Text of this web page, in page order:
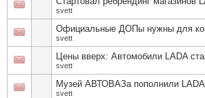
svett
Официальные ДОПы нужны для
svett
Цены вверх: Автомобили LADA
svett
Музей АВТОВАЗа пополнили
svett